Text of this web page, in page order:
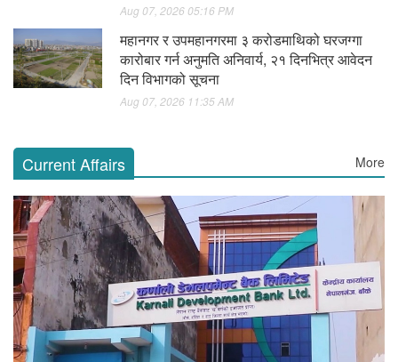
Aug 07, 2026 05:16 PM
महानगर र उपमहानगरमा ३ करोडमाथिको घरजग्गा
कारोबार गर्न अनुमति अनिवार्य, २१ दिनभित्र आवेदन
दिन विभागको सूचना
Aug 07, 2026 11:35 AM
Current Affairs More